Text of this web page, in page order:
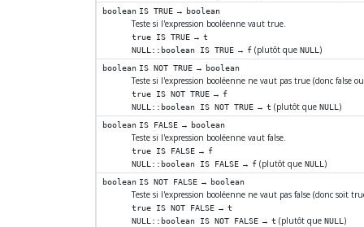
boolean IS TRUE → boolean
Teste si l'expression booléenne vaut true.
true IS TRUE→ t
NULL::boolean IS TRUE→ f(plutôt que NULL )
boolean IS NOT TRUE → boolean
Teste si l'expression booléenne ne vaut pas true (donc false
true IS NOT TRUE→ f
NULL::boolean IS NOT TRUE→ t (plutôt que NULL )
boolean IS FALSE → boolean
Teste si l'expression booléenne vaut false.
true IS FALSE→ f
NULL::boolean IS FALSE→ f(plutôt que NULL )
boolean IS NOT FALSE → boolean
Teste si l'expression booléenne ne vaut pas false (donc soit
true IS NOT FALSE→ t
NULL::boolean IS NOT FALSE→ t (plutôt que NULL )